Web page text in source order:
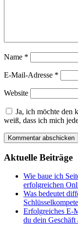
Name *
E-Mail-Adresse *
Website
Ja, ich möchte den
weiß, dass ich mich
Aktuelle Beiträge
Wie baue ich
erfolgreichen
Was bedeutet
Erfolgreiches E-
du dein Geschäft